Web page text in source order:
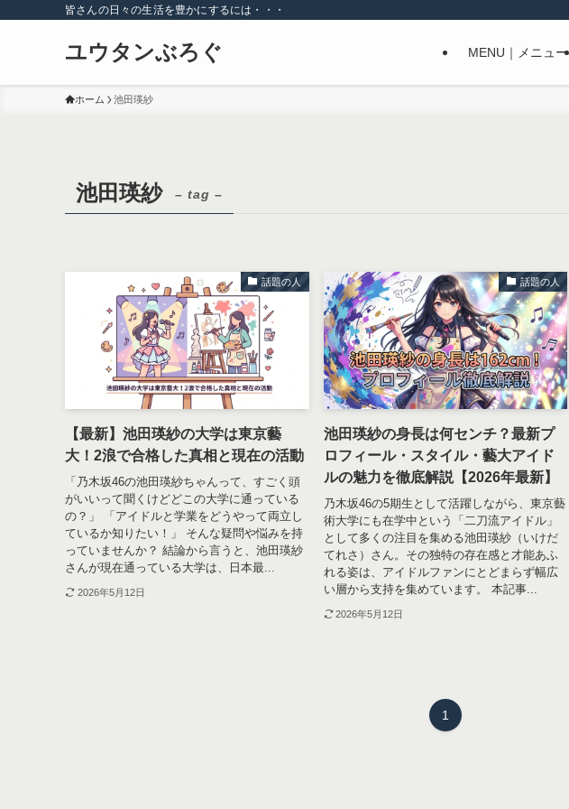
皆さんの日々の生活を豊かにするには・・・
ユウタンぶろぐ MENU｜メニュー
ホーム 池田瑛紗
池田瑛紗 – tag –
話題の人
【最新】池田瑛紗の大学は東京藝
大！2浪で合格した真相と現在の活動
「乃木坂46の池田瑛紗ちゃんって、すごく頭
がいいって聞くけどどこの大学に通っている
の？」 「アイドルと学業をどうやって両立し
ているか知りたい！」 そんな疑問や悩みを持
っていませんか？ 結論から言うと、池田瑛紗
さんが現在通っている大学は、日本最...
2026年5月12日
話題の人
池田瑛紗の身長は何センチ？最新プ
ロフィール・スタイル・藝大アイド
ルの魅力を徹底解説【2026年最新】
乃木坂46の5期生として活躍しながら、東京藝
術大学にも在学中という「二刀流アイドル」
として多くの注目を集める池田瑛紗（いけだ
てれさ）さん。その独特の存在感と才能あふ
れる姿は、アイドルファンにとどまらず幅広
い層から支持を集めています。 本記事...
2026年5月12日
1